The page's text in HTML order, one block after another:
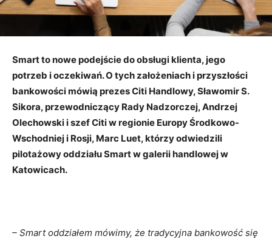
Smart to nowe podejście do obsługi klienta, jego
potrzeb i oczekiwań. O tych założeniach i przyszłości
bankowości mówią prezes Citi Handlowy, Sławomir S.
Sikora, przewodniczący Rady Nadzorczej, Andrzej
Olechowski i szef Citi w regionie Europy Środkowo-
Wschodniej i Rosji, Marc Luet, którzy odwiedzili
pilotażowy oddziału Smart w galerii handlowej w
Katowicach.
– Smart oddziałem mówimy, że tradycyjna bankowość się